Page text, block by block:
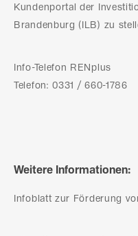
Kundenportal der
Brandenburg (ILB) zu
Info-Telefon RENplus
Telefon: 0331 / 660-1786
Weitere Informationen:
Infoblatt zur Förderung